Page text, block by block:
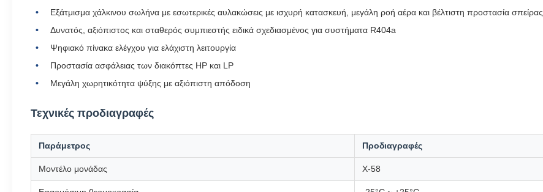
Εξάτμισμα χάλκινου σωλήνα με εσωτερικές αυλακώσεις με ισχυρή κατασκευή, μεγάλη ροή αέρα και βέλτιστη προστασία σπείρας
Δυνατός, αξιόπιστος και σταθερός συμπιεστής ειδικά σχεδιασμένος για συστήματα R404a
Ψηφιακό πίνακα ελέγχου για ελάχιστη λειτουργία
Προστασία ασφάλειας των διακόπτες HP και LP
Μεγάλη χωρητικότητα ψύξης με αξιόπιστη απόδοση
Τεχνικές προδιαγραφές
Παράμετρος Προδιαγραφές
Μοντέλο μονάδας Χ-58